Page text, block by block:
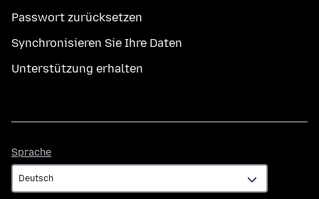
Passwort zurücksetzen
Synchronisieren Sie Ihre Daten
Unterstützung erhalten
Sprache